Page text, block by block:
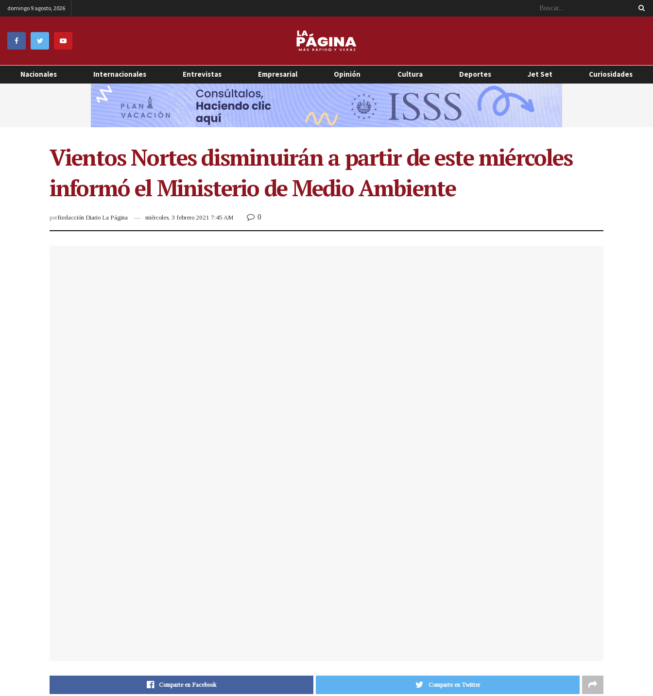
domingo 9 agosto, 2026
Nacionales Internacionales Entrevistas Empresarial Opinión Cultura Deportes Jet Set Curiosidades
Vientos Nortes disminuirán a partir de este miércoles
informó el Ministerio de Medio Ambiente
porRedacción Diario La Página miércoles, 3 febrero 2021 7:45 AM 0
Comparte en Facebook Comparte en Twitter